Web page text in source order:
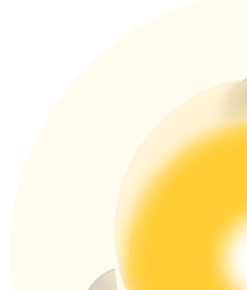
Thêm sự kiện